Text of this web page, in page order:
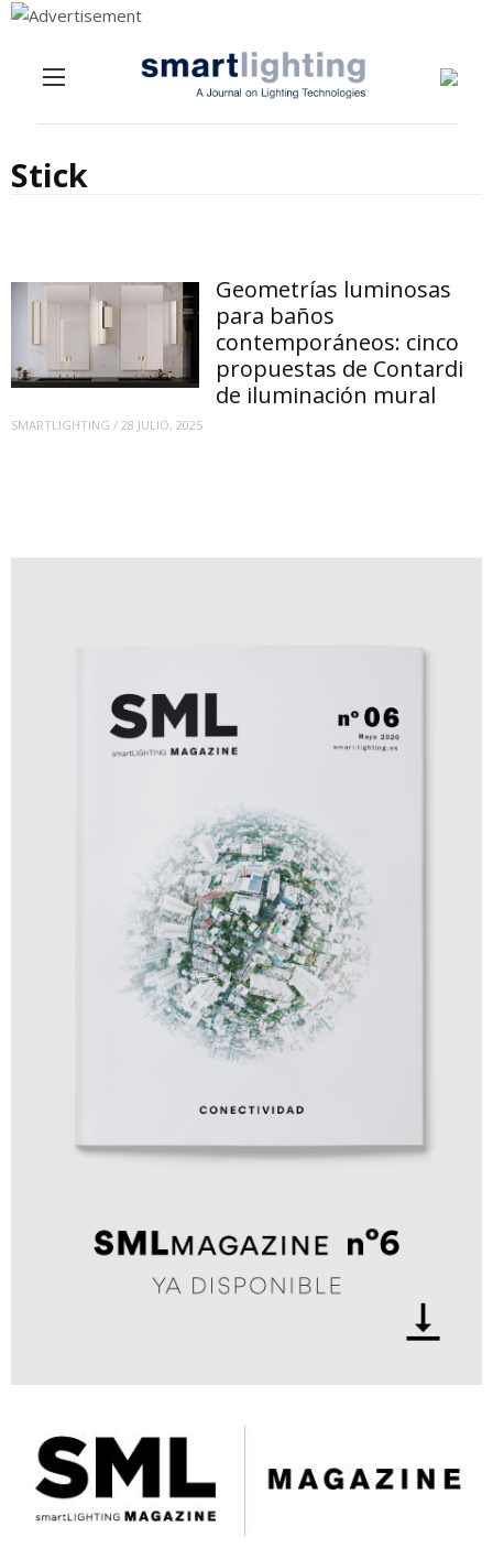
Stick
Geometrías luminosas
para baños
contemporáneos: cinco
propuestas de Contardi
de iluminación mural
SMARTLIGHTING / 28 JULIO, 2025